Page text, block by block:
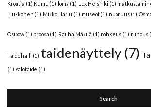
Kroatia (1) Kumu (1) loma (1) Lux Helsinki (1)
Liukkonen (1) Mikko Harju (1) museot (1) nuoruus (1)
Osipow (1) proosa (1) Rauha Mäkilä (1) rohkeus (1) runous
Taidehalli (1) taidenäyttely (7)
(1) valotaide (1)
Search